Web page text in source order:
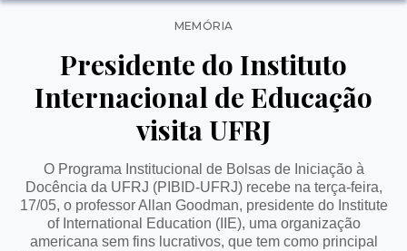
Categorias
MEMÓRIA
Presidente do Instituto
Internacional de Educação
visita UFRJ
O Programa Institucional de Bolsas de Iniciação à
Docência da UFRJ (PIBID-UFRJ) recebe na terça-feira,
17/05, o professor Allan Goodman, presidente do Institute
of International Education (IIE), uma organização
americana sem fins lucrativos, que tem como principal